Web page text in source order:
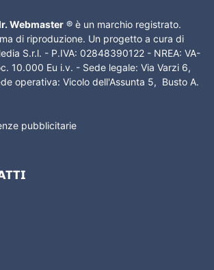
Webmaster ® è un marchio registrato.
di riproduzione. Un progetto a cura di
S.r.l. - P.IVA: 02848390122 - NREA: VA-
10.000 Eu i.v. - Sede legale: Via Varzi 6,
operativa: Vicolo dell'Assunta 5, Busto A.
pubblicitarie